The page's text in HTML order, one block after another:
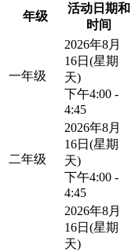
年级
活动日期和
时间
一年级
2026年8月
16日(星期
天)
下午4:00 -
4:45
二年级
2026年8月
16日(星期
天)
下午4:00 -
4:45
2026年8月
16日(星期
天)